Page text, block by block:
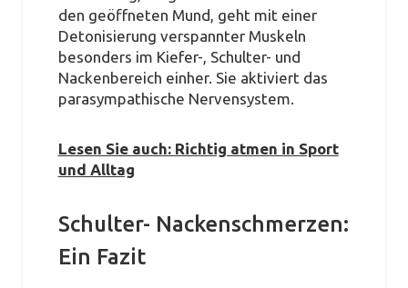
den geöffneten Mund, geht mit einer
Detonisierung verspannter Muskeln
besonders im Kiefer-, Schulter- und
Nackenbereich einher. Sie aktiviert das
parasympathische Nervensystem.
Lesen Sie auch: Richtig atmen in Sport
und Alltag
Schulter- Nackenschmerzen:
Ein Fazit